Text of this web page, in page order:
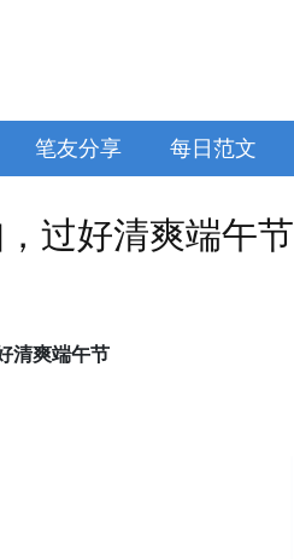
笔友分享 每日范文
过好清爽端午节
清爽端午节